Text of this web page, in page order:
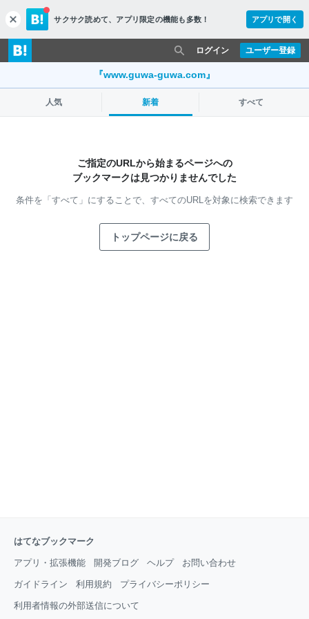
c
l
o
s
サクサク読めて、 アプリ限定の機能も多数！ アプリで開く
ユーザー登録
ログイン
『www.guwa-guwa.com』
人気 新着 すべて
ご指定のURLから始まるページへの
ブックマークは見つかりませんでした
条件を「すべて」にすることで、 すべてのURLを対象に検索できます
トップページに戻る
はてなブックマーク
アプリ・拡張機能 開発ブログ ヘルプ お問い合わせ
ガイドライン 利用規約 プライバシーポリシー
利用者情報の外部送信について